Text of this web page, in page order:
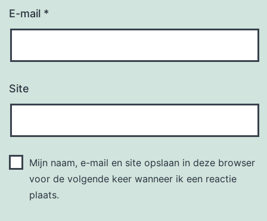
E-mail *
Site
Mijn naam, e-mail en site opslaan in deze browser
voor de volgende keer wanneer ik een reactie
plaats.